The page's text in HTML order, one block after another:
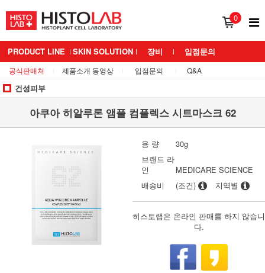
0
PRODUCT LINE SKIN SOLUTION 장비
입점문의
BRAND 소개
MEDIANS LAB
공식판매처 제품소개 동영상 입점문의 Q&A
건성피부
아쿠아 히알루론 앰플 컴플렉스 시트마스크 62
용 량
30g
브랜드 라
인
MEDICARE SCIENCE
배송비
(조건) 지역별
히스토랩은 온라인 판매를 하지 않습니
다.